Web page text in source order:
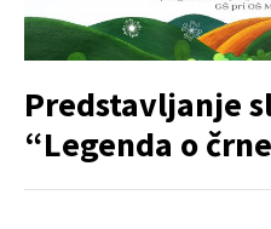
Predstavljanje slikovnice
“Legenda o